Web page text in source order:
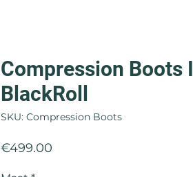
Compression Boots I
BlackRoll
SKU: Compression Boots
€499.00